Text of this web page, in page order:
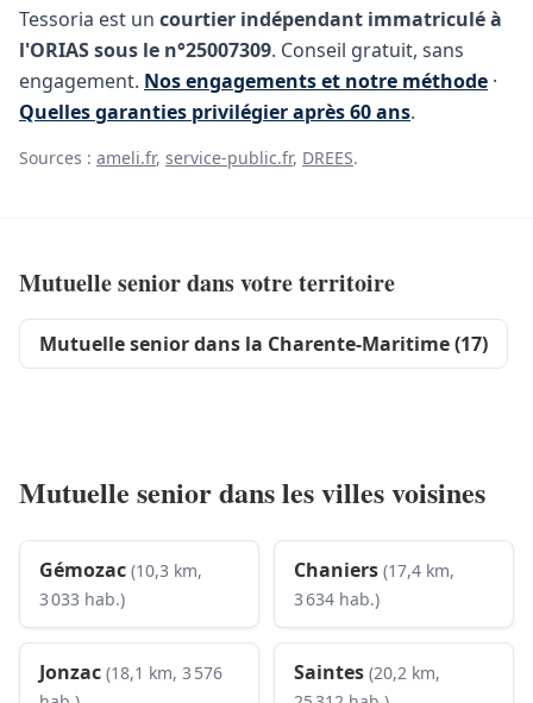
Tessoria est un courtier indépendant immatriculé à
l'ORIAS sous le n°25007309. Conseil gratuit, sans
engagement. Nos engagements et notre méthode ·
Quelles garanties privilégier après 60 ans.
Sources : ameli.fr, service-public.fr, DREES.
Mutuelle senior dans votre territoire
Mutuelle senior dans la Charente-Maritime (17)
Mutuelle senior dans les villes voisines
Gémozac (10,3 km,
3 033 hab.)
Chaniers (17,4 km,
3 634 hab.)
Jonzac (18,1 km, 3 576
Saintes (20,2 km,